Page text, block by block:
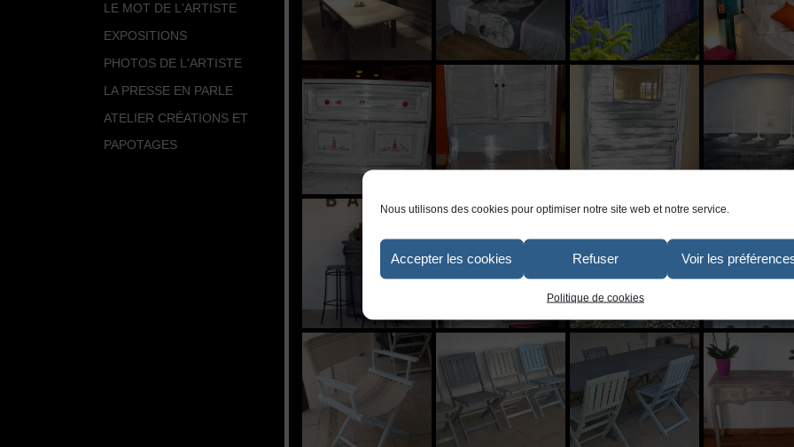
Nous utilisons des cookies pour optimiser notre site web et notre service.
Accepter les cookies Refuser Voir les
Politique de cookies
LE MOT DE L'ARTISTE
EXPOSITIONS
PHOTOS DE L'ARTISTE
LA PRESSE EN PARLE
ATELIER CRÉATIONS ET
PAPOTAGES